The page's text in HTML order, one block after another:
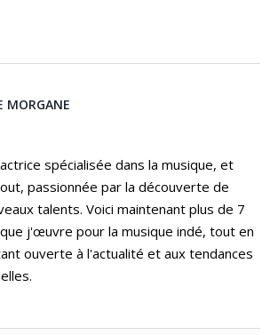
MORGANE
spécialisée dans la musique, et
passionnée par la découverte de
talents. Voici maintenant plus de 7
j'œuvre pour la musique indé, tout en
ouverte à l'actualité et aux tendances